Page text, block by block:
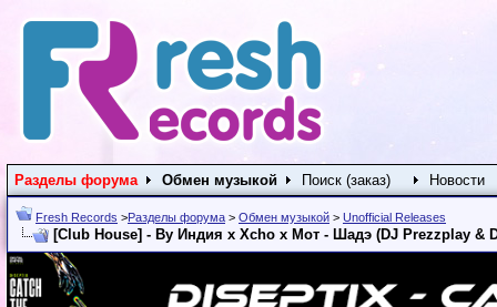
Разделы форума Обмен музыкой Поиск (заказ) Новости
Fresh Records >Разделы форума > Обмен музыкой > Unofficial Releases
[Club House] - By Индия x Xcho x Мот - Шадэ (DJ Prezzplay &